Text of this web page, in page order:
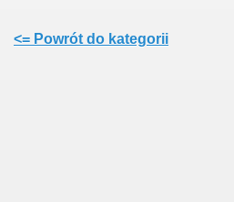
<= Powrót do kategorii